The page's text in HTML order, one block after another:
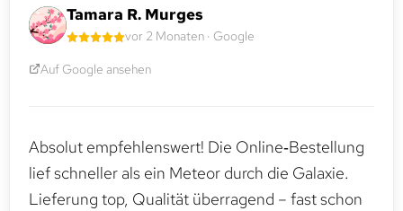
Tamara R. Murges
vor 2 Monaten · Google
Auf Google ansehen
Absolut empfehlenswert! Die Online‑Bestellung
lief schneller als ein Meteor durch die Galaxie.
Lieferung top, Qualität überragend – fast schon